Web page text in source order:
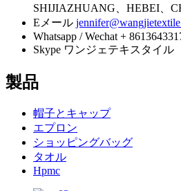
SHIJIAZHUANG、HEBEI、
Eメール
Whatsapp / Wechat +
Skype ワンジェテキスタイル
製品
帽子とキャップ
エプロン
ショッピングバッグ
タオル
Hpmc